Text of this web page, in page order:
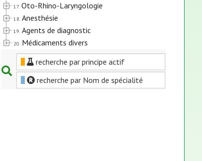
17. Oto-Rhino-Laryngologie
18. Anesthésie
19. Agents de diagnostic
20. Médicaments divers
recherche par principe actif
recherche par Nom de spécialité